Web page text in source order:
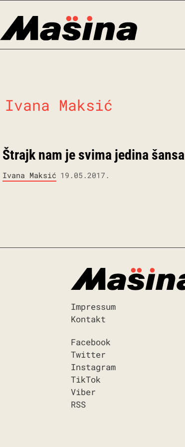
content
Ivana Maksić
Štrajk nam je svima jedina šansa
Ivana Maksić 19.05.2017.
Impressum
Kontakt
Facebook
Twitter
Instagram
TikTok
Viber
RSS